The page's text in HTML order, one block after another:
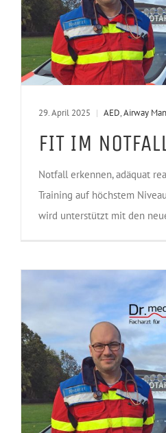
29. April 2025 | AED,Airway
FIT IM
Notfall erkennen, adäquat
Training auf höchstem
wird unterstützt mit den